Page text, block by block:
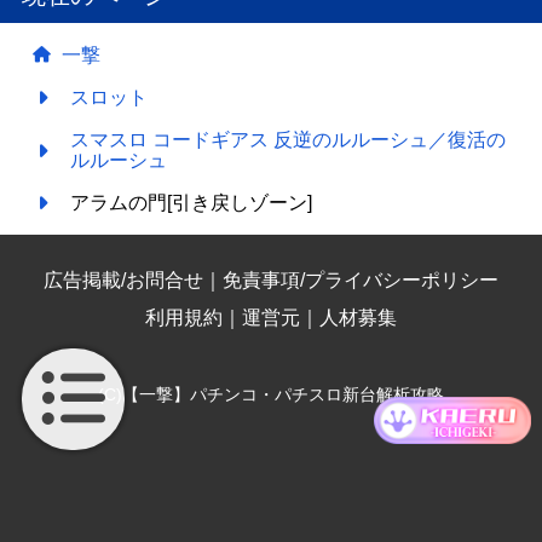
一撃
スロット
スマスロ コードギアス 反逆のルルーシュ／復活の
ルルーシュ
アラムの門[引き戻しゾーン]
広告掲載/お問合せ ｜ 免責事項/プライバシーポリシー
利用規約 ｜ 運営元 ｜ 人材募集
(C)【一撃】パチンコ・パチスロ新台解析攻略